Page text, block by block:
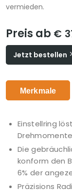
vermieden.
Preis ab €
Jetzt bestellen
Merkmale
Einstellring
Die
konform den
6% der
Präzisions